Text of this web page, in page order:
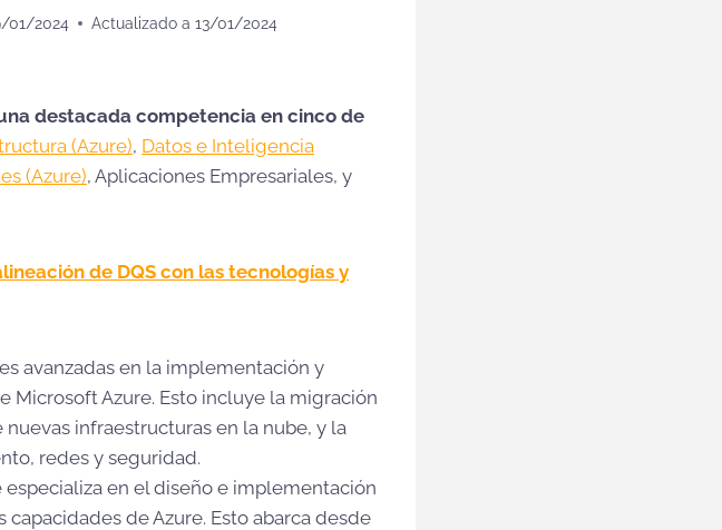
01/2024 Actualizado a 13/01/2024
destacada competencia en cinco de
(Azure), Datos e Inteligencia
(Azure), Aplicaciones Empresariales, y
de DQS con las tecnologías y
avanzadas en la implementación y
Microsoft Azure. Esto incluye la migración
infraestructuras en la nube, y la
redes y seguridad.
especializa en el diseño e implementación
de Azure. Esto abarca desde